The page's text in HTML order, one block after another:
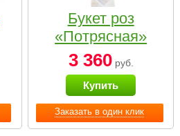
Заказать в один клик
Букет роз
«Потрясная»
3 360руб.
Купить